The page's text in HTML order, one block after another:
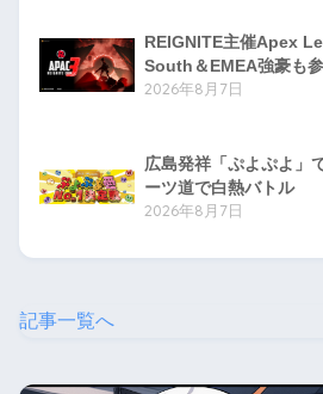
REIGNITE主催Apex
South＆EMEA強豪も参
2026年8月7日
広島発祥「ぷよぷよ」
ーツ道で白熱バトル
2026年8月7日
記事一覧へ